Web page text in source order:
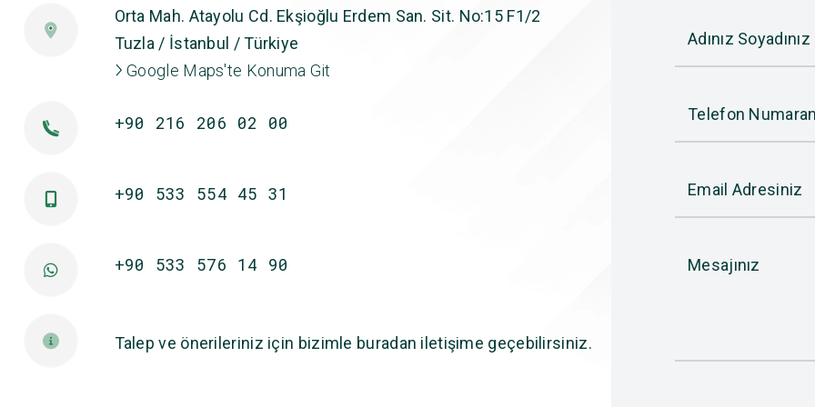
Orta Mah. Atayolu Cd. Ekşioğlu Erdem San. Sit. No:15 F1/2
Tuzla / İstanbul / Türkiye
Google Maps'te Konuma Git
+90 216 206 02 00
+90 533 554 45 31
+90 533 576 14 90
Talep ve önerileriniz için bizimle buradan iletişime geçebilirsiniz.
Adınız Soyadınız
Telefon
Email Adresiniz
Mesajınız